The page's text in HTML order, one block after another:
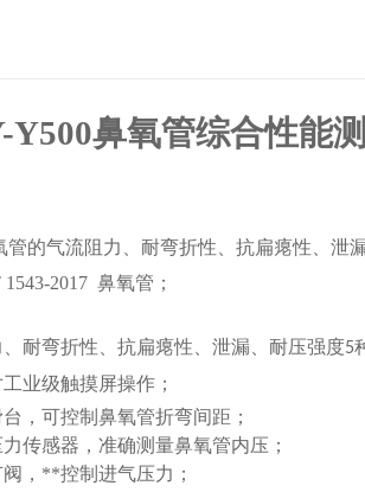
Y500鼻氧管综合性能
管的气流阻力、耐弯折性、抗扁瘪性、泄
1543-2017 鼻氧管 ；
耐弯折性、抗扁瘪性、泄漏、耐压强度5
业级触摸屏操作；
，可控制鼻氧管折弯间距；
传感器，准确测量鼻氧管内压；
，**控制进气压力；